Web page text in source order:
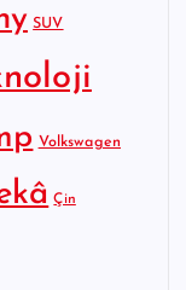
SUV
Volkswagen
Çin